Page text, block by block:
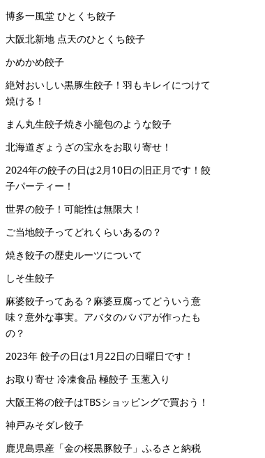
博多一風堂 ひとくち餃子
大阪北新地 点天のひとくち餃子
かめかめ餃子
絶対おいしい黒豚生餃子！羽もキレイにつけて
焼ける！
まん丸生餃子焼き小籠包のような餃子
北海道ぎょうざの宝永をお取り寄せ！
2024年の餃子の日は2月10日の旧正月です！餃
子パーティー！
世界の餃子！可能性は無限大！
ご当地餃子ってどれくらいあるの？
焼き餃子の歴史ルーツについて
しそ生餃子
麻婆餃子ってある？麻婆豆腐ってどういう意
味？意外な事実。アバタのババアが作ったも
の？
2023年 餃子の日は1月22日の日曜日です！
お取り寄せ 冷凍食品 極餃子 玉葱入り
大阪王将の餃子はTBSショッピングで買おう！
神戸みそダレ餃子
鹿児島県産「金の桜黒豚餃子」ふるさと納税